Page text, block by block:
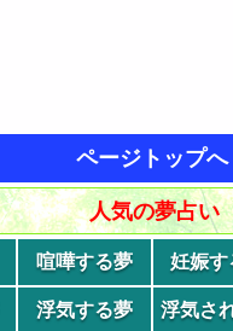
ページトップへ
人気の夢占い
喧嘩する夢 妊娠す
浮気する夢 浮気さ